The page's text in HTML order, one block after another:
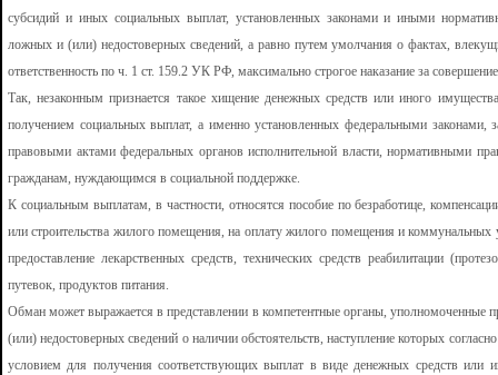
субсидий и иных социальных выплат, установленных законами и иными
ложных и (или) недостоверных сведений, а равно путем умолчания о фактах,
ответственность по ч. 1 ст. 159.2 УК РФ, максимально строгое наказание за
Так, незаконным признается такое хищение денежных средств или иного
получением социальных выплат, а именно установленных федеральными законами,
правовыми актами федеральных органов исполнительной власти, нормативными
гражданам, нуждающимся в социальной поддержке.
К социальным выплатам, в частности, относятся пособие по безработице,
или строительства жилого помещения, на оплату жилого помещения и коммунальных
предоставление лекарственных средств, технических средств реабилитации
путевок, продуктов питания.
Обман может выражается в представлении в компетентные органы, уполномоченные
(или) недостоверных сведений о наличии обстоятельств, наступление которых
условием для получения соответствующих выплат в виде денежных средств или